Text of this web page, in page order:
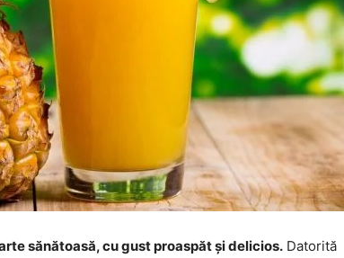
sănătoasă, cu gust proaspăt și delicios. Datorită